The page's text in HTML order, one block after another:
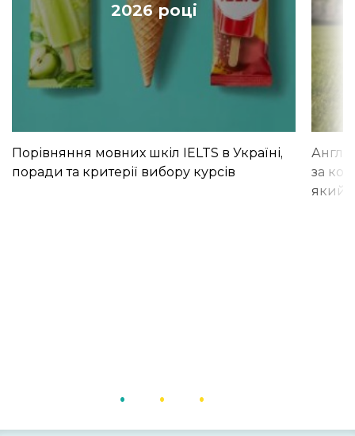
2026 році
Порівняння мовних шкіл IELTS в Україні,
поради та критерії вибору курсів
за
який